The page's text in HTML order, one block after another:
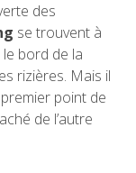
des
se trouvent à
bord de la
rizières. Mais il
point de
de l’autre